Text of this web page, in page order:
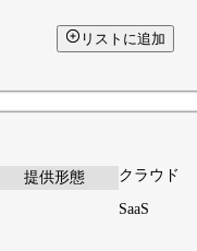
リストに追加
提供形態 クラウド
SaaS